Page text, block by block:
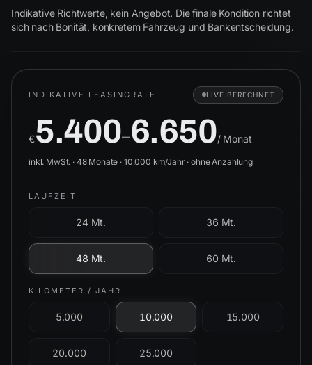
Indikative Richtwerte, kein Angebot. Die finale Kondition richtet
sich nach Bonität, konkretem Fahrzeug und Bankentscheidung.
812
INDIKATIVE LEASINGRATE LIVE BERECHNET
€5.400–6.650/ Monat
inkl. MwSt. · 48Monate · 10.000 km/Jahr · ohne Anzahlung
LAUFZEIT
24 Mt. 36 Mt.
48 Mt. 60 Mt.
KILOMETER / JAHR
5.000 10.000 15.000
20.000 25.000